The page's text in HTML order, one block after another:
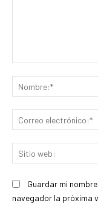
Guardar mi
navegador la próxima